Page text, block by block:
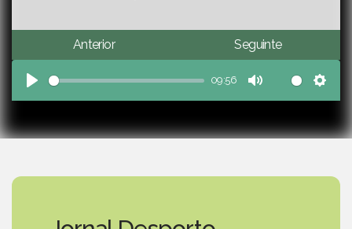
Anterior Seguinte
Play
09:56
Mute